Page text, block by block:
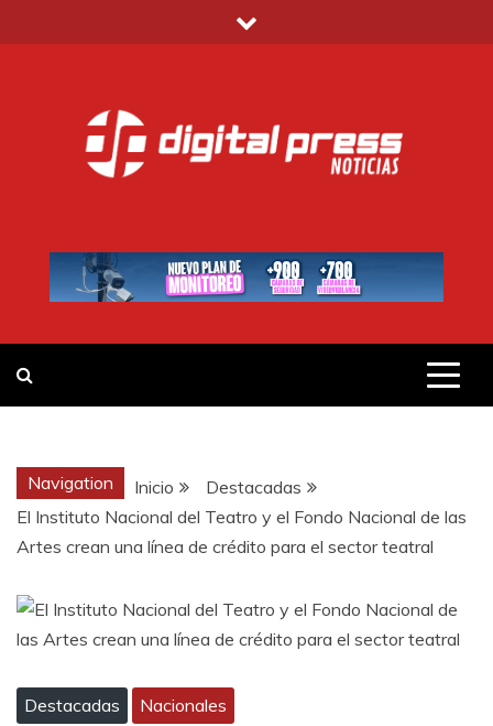
al
DIGITAL PRESS
Navigation Inicio
Destacadas
El Instituto Nacional del Teatro y el Fondo Nacional de las
Artes crean una línea de crédito para el sector teatral
Destacadas Nacionales